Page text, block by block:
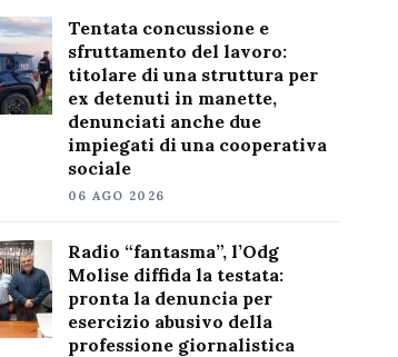
Tentata concussione e
sfruttamento del lavoro:
titolare di una struttura per
ex detenuti in manette,
denunciati anche due
impiegati di una cooperativa
sociale
06 AGO 2026
Radio “fantasma”, l’Odg
Molise diffida la testata:
pronta la denuncia per
esercizio abusivo della
professione giornalistica